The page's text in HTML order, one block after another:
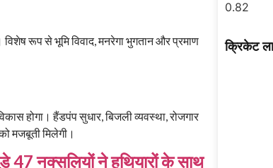
रूप से भूमि विवाद, मनरेगा भुगतान और प्रमाण
होगा। हैंडपंप सुधार, बिजली व्यवस्था, रोजगार
मजबूती मिलेगी।
नक्सलियों ने हथियारों के साथ
क्रिकेट